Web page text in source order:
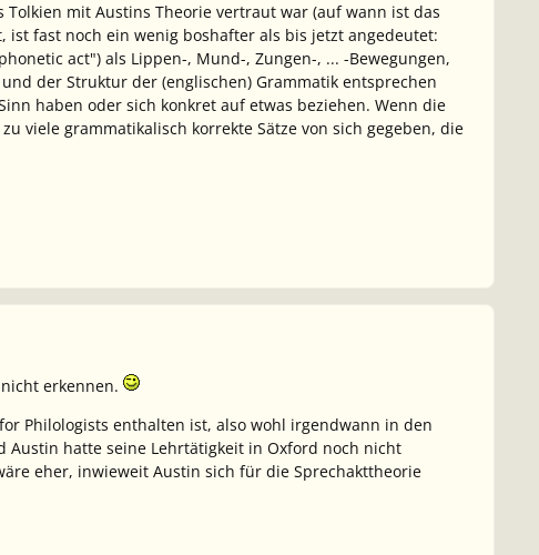
mit Austins Theorie vertraut war (auf wann ist das
fast noch ein wenig boshafter als bis jetzt angedeutet:
act") als Lippen-, Mund-, Zungen-, ... -Bewegungen,
der Struktur der (englischen) Grammatik entsprechen
haben oder sich konkret auf etwas beziehen. Wenn die
viele grammatikalisch korrekte Sätze von sich gegeben, die
erkennen.
Philologists enthalten ist, also wohl irgendwann in den
Austin hatte seine Lehrtätigkeit in Oxford noch nicht
eher, inwieweit Austin sich für die Sprechakttheorie